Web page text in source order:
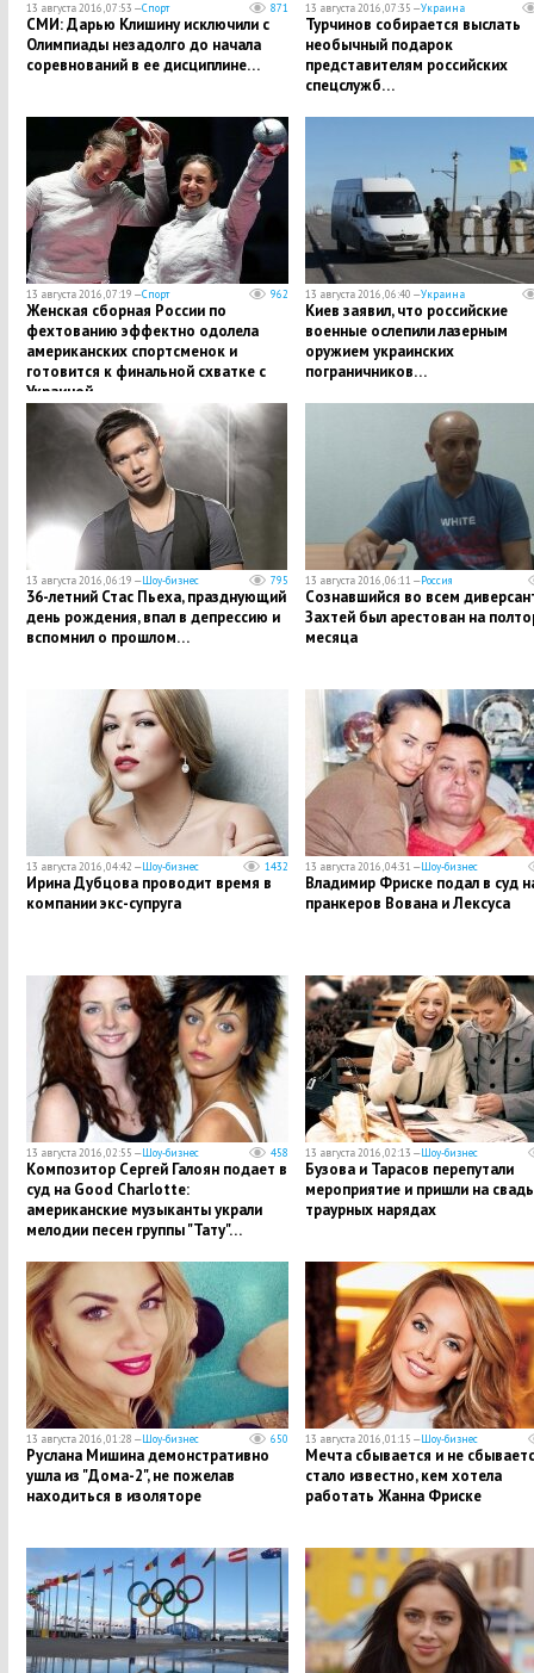
13 августа 2016, 07:53 —Спорт 871
СМИ: Дарью Клишину исключили с
Олимпиады незадолго до начала
соревнований в ее дисциплине…
13 августа 2016, 07:35 —Украина
Турчинов собирается выслать
необычный подарок
представителям российских
спецслужб…
13 августа 2016, 07:19 —Спорт 962
Женская сборная России по
фехтованию эффектно одолела
американских спортсменок и
готовится к финальной схватке с
Украиной…
13 августа 2016, 06:40 —Украина
Киев заявил, что российские
военные ослепили лазерным
оружием украинских
пограничников…
13 августа 2016, 06:19 —Шоу-бизнес 795
36-летний Стас Пьеха, празднующий
день рождения, впал в депрессию и
вспомнил о прошлом…
13 августа 2016, 06:11 —Россия
Сознавшийся во всем
Захтей был арестован на
месяца
13 августа 2016, 04:42 —Шоу-бизнес 1432
Ирина Дубцова проводит время в
компании экс-супруга
13 августа 2016, 04:31 —Шоу-бизнес
Владимир Фриске подал в суд
пранкеров Вована и Лексуса
13 августа 2016, 02:55 —Шоу-бизнес 458
Композитор Сергей Галоян подает в
суд на Good Charlotte:
американские музыканты украли
мелодии песен группы "Тату"…
13 августа 2016, 02:13 —Шоу-бизнес
Бузова и Тарасов перепутали
мероприятие и пришли на
траурных нарядах
13 августа 2016, 01:28 —Шоу-бизнес 650
Руслана Мишина демонстративно
ушла из "Дома-2", не пожелав
находиться в изоляторе
13 августа 2016, 01:15 —Шоу-бизнес
Мечта сбывается и не
стало известно, кем хотела
работать Жанна Фриске